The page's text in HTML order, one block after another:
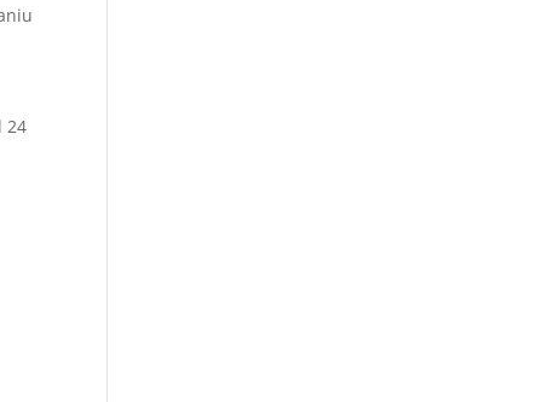
24